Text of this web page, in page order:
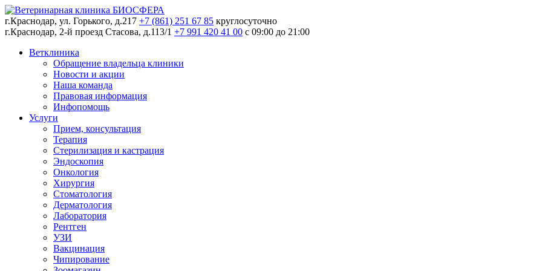
г.Краснодар, ул. Горького, д.217 +7 (861) 251 67 85 круглосуточно
г.Краснодар, 2-й проезд Стасова, д.113/1 +7 991 420 41 00 c 09:00 до 21:00
Ветклиника
Обращение владельца клиники
Новости и акции
Наша команда
Правовая информация
Инфопомощь
Услуги
Прием, консультация
Терапия
Стерилизация и кастрация
Эндоскопия
Онкология
Хирургия
Стоматология
Дерматология
Лаборатория
Рентген
УЗИ
Вакцинация
Чипирование